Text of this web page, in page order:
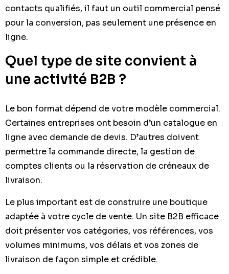
contacts qualifiés, il faut un outil commercial pensé
pour la conversion, pas seulement une présence en
ligne.
Quel type de site convient à
une activité B2B ?
Le bon format dépend de votre modèle commercial.
Certaines entreprises ont besoin d’un catalogue en
ligne avec demande de devis. D’autres doivent
permettre la commande directe, la gestion de
comptes clients ou la réservation de créneaux de
livraison.
Le plus important est de construire une boutique
adaptée à votre cycle de vente. Un site B2B efficace
doit présenter vos catégories, vos références, vos
volumes minimums, vos délais et vos zones de
livraison de façon simple et crédible.